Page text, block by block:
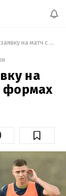
Украина объявила заявку на матч с Литвой: в каких формах сыграют команды
на
формах